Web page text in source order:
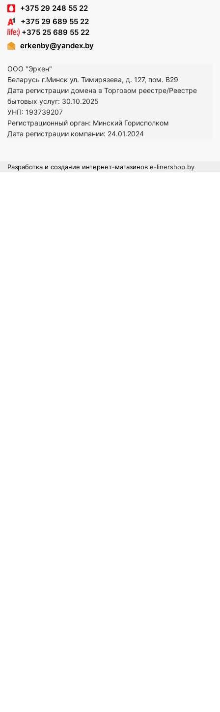
+375 29 248 55 22
+375 29 689 55 22
+375 25 689 55 22
erkenby@yandex.by
ООО "Эркен"
Беларусь г.Минск ул. Тимирязева, д. 127, пом. В29
Дата регистрации домена в Торговом реестре/Реестре
бытовых услуг: 30.10.2025
УНП: 193739207
Регистрационный орган: Минский Горисполком
Дата регистрации компании: 24.01.2024
Разработка и создание интернет-магазинов e-linershop.by